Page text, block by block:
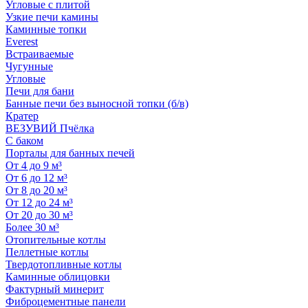
Угловые с плитой
Узкие печи камины
Каминные топки
Everest
Встраиваемые
Чугунные
Угловые
Печи для бани
Банные печи без выносной топки (б/в)
Кратер
ВЕЗУВИЙ Пчёлка
С баком
Порталы для банных печей
От 4 до 9 м³
От 6 до 12 м³
От 8 до 20 м³
От 12 до 24 м³
От 20 до 30 м³
Более 30 м³
Отопительные котлы
Пеллетные котлы
Твердотопливные котлы
Каминные облицовки
Фактурный минерит
Фиброцементные панели